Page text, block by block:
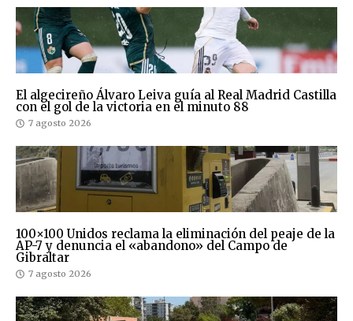
El algecireño Álvaro Leiva guía al Real Madrid Castilla
con el gol de la victoria en el minuto 88
7 agosto 2026
100×100 Unidos reclama la eliminación del peaje de la
AP-7 y denuncia el «abandono» del Campo de
Gibraltar
7 agosto 2026